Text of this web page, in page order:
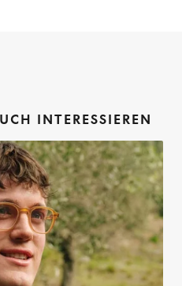
INTERESSIEREN